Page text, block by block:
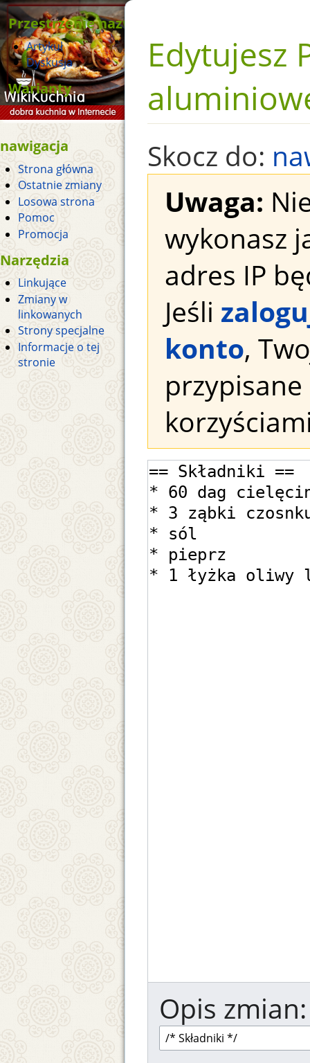
Edytujesz
Skocz do:
Uwaga:
wykonasz
adres IP
Jeśli
konto,
Opis zmian:
Przestrzenie nazw
Artykuł
Dyskusja
Warianty
nawigacja
Strona główna
Ostatnie zmiany
Losowa strona
Pomoc
Promocja
Narzędzia
Linkujące
Zmiany w
linkowanych
Strony specjalne
Informacje o tej
stronie